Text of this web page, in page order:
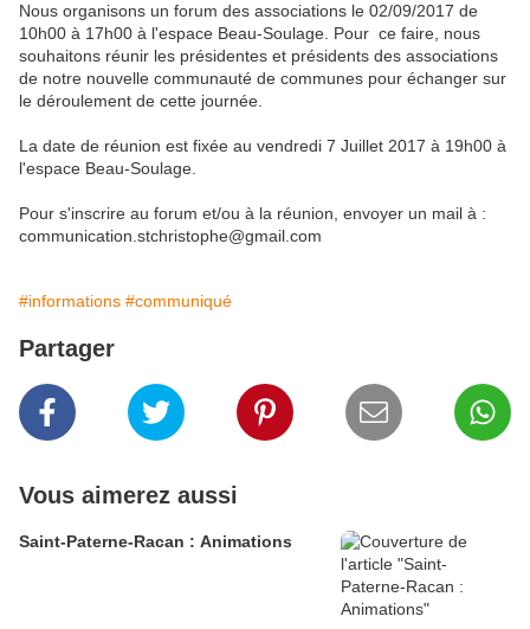
Nous organisons un forum des associations le 02/09/2017 de
10h00 à 17h00 à l'espace Beau-Soulage. Pour ce faire, nous
souhaitons réunir les présidentes et présidents des associations
de notre nouvelle communauté de communes pour échanger sur
le déroulement de cette journée.
La date de réunion est fixée au vendredi 7 Juillet 2017 à 19h00 à
l'espace Beau-Soulage.
Pour s'inscrire au forum et/ou à la réunion, envoyer un mail à :
communication.stchristophe@gmail.com
#informations #communiqué
Partager
Vous aimerez aussi
Saint-Paterne-Racan : Animations